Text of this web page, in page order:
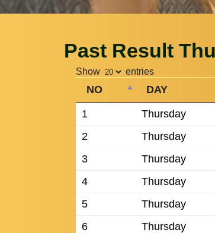
Past Result
Show entries
NO DAY
1 Thursday
2
Thursday
3
Thursday
4
Thursday
5
Thursday
6
Thursday